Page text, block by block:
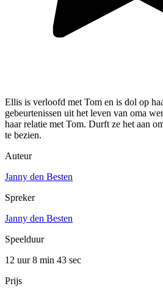
Ellis is verloofd met Tom en is dol op
gebeurtenissen uit het leven van oma
haar relatie met Tom. Durft ze het aan
te bezien.
Auteur
Janny den Besten
Spreker
Janny den Besten
Speelduur
12 uur 8 min 43 sec
Prijs